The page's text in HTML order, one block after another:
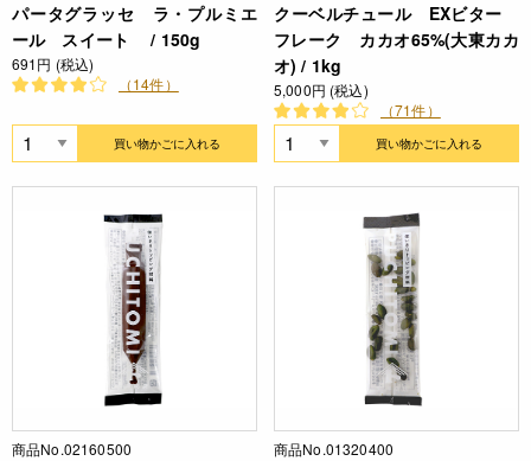
パータグラッセ ラ・プルミエ
ール スイート / 150g
691円 (税込)
（14件）
買い物かごに入れる
クーベルチュール EXビター
フレーク カカオ65%(大東カカ
オ) / 1kg
5,000円 (税込)
（71件）
買い物かごに入れる
商品No.02160500 商品No.01320400